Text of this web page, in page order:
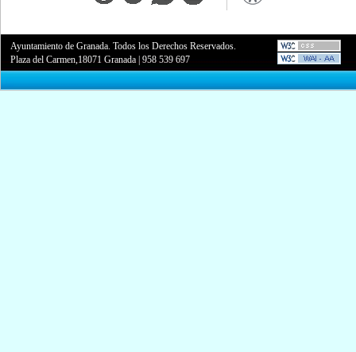
Ayuntamiento de Granada. Todos los Derechos Reservados.
Plaza del Carmen,18071 Granada |958 539 697